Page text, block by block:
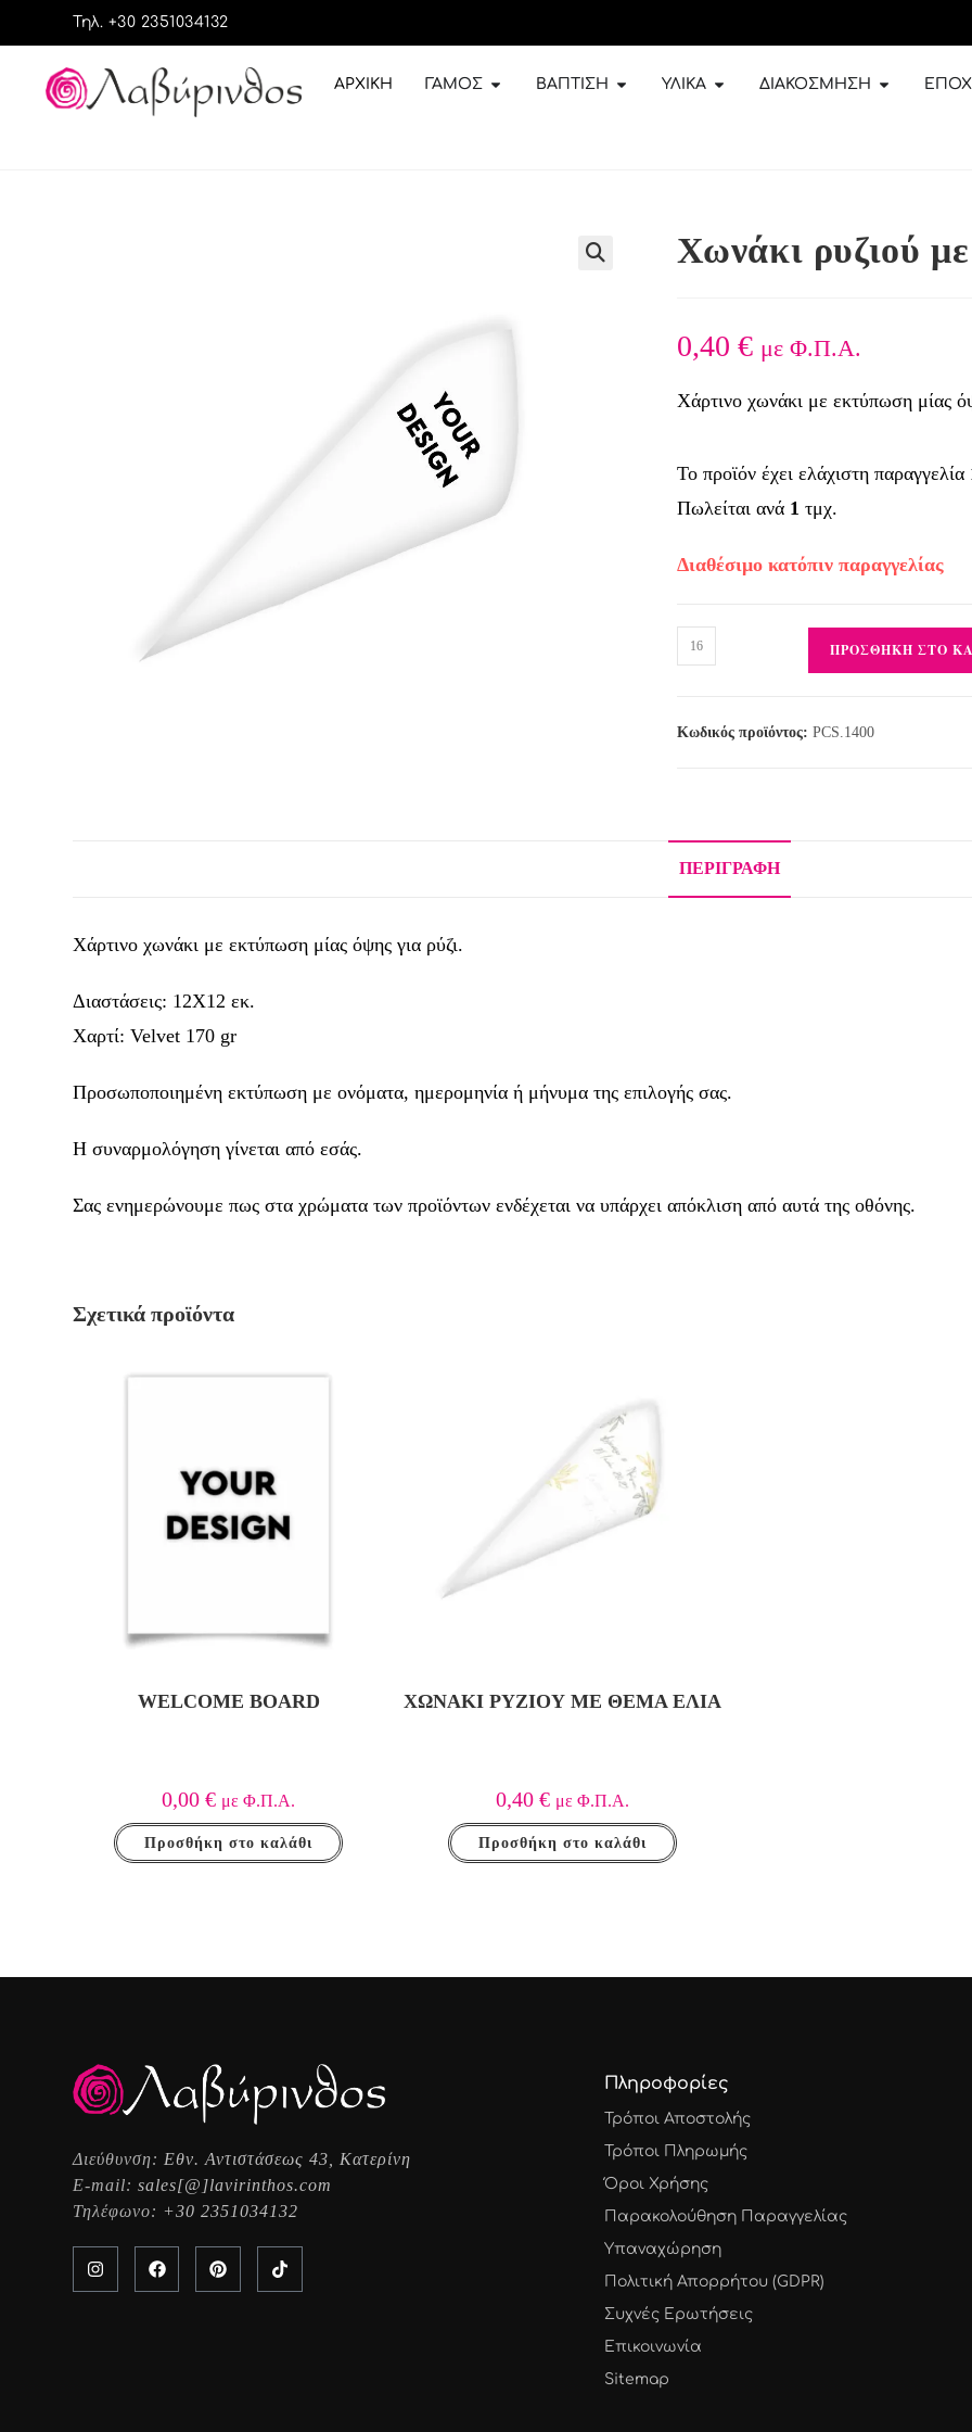
Τηλ. +30 2351034132
ΑΡΧΙΚΉ ΓΆΜΟΣ ΒΆΠΤΙΣΗ ΥΛΙΚΆ ΔΙΑΚΌΣΜΗΣΗ
Χωνάκι ρυζιού
0,40 € με Φ.Π.Α.
Χάρτινο χωνάκι με εκτύπωση μίας
Διαθέσιμο κατόπιν παραγγελίας
ΠΡΟΣΘΉΚΗ ΣΤΟ
Κωδικός προϊόντος: PCS.1400
Το προϊόν έχει ελάχιστη παραγγελία
Πωλείται ανά 1 τμχ.
ΠΕΡΙΓΡΑΦΉ
Χάρτινο χωνάκι με εκτύπωση μίας όψης για ρύζι.
Διαστάσεις: 12Χ12 εκ.
Χαρτί: Velvet 170 gr
Προσωποποιημένη εκτύπωση με ονόματα, ημερομηνία ή μήνυμα της επιλογής σας.
Η συναρμολόγηση γίνεται από εσάς.
Σας ενημερώνουμε πως στα χρώματα των προϊόντων ενδέχεται να υπάρχει απόκλιση από αυτά της οθόνης.
Σχετικά προϊόντα
WELCOME BOARD
0,00€ με Φ.Π.Α.
Προσθήκη στο καλάθι
ΧΩΝΆΚΙ ΡΥΖΙΟΎ ΜΕ ΘΈΜΑ ΕΛΙΆ
0,40 € με Φ.Π.Α.
Προσθήκη στο καλάθι
Διεύθυνση: Εθν. Αντιστάσεως 43, Κατερίνη
E-mail:sales[@]lavirinthos.com
Τηλέφωνο: +30 2351034132
Πληροφορίες
Τρόποι Αποστολής
Τρόποι Πληρωμής
Όροι Χρήσης
Παρακολούθηση Παραγγελίας
Υπαναχώρηση
Πολιτική Απορρήτου (GDPR)
Συχνές Ερωτήσεις
Επικοινωνία
Sitemap